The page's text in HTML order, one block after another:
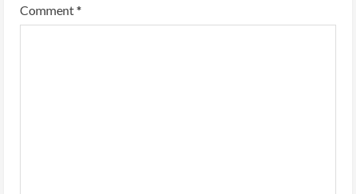
e
Comment*